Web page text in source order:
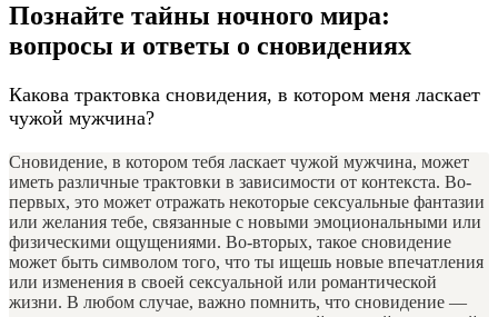
Познайте тайны ночного мира:
вопросы и ответы о сновидениях
Какова трактовка сновидения, в котором меня ласкает
чужой мужчина?
Сновидение, в котором тебя ласкает чужой мужчина, может
иметь различные трактовки в зависимости от контекста. Во-
первых, это может отражать некоторые сексуальные фантазии
или желания тебе, связанные с новыми эмоциональными или
физическими ощущениями. Во-вторых, такое сновидение
может быть символом того, что ты ищешь новые впечатления
или изменения в своей сексуальной или романтической
жизни. В любом случае, важно помнить, что сновидение —